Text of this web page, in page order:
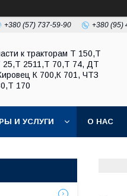
+380 (57) 737-59-90 +380 (95)
к тракторам Т 150,Т
25,Т 2511,Т 70,Т 74, ДТ
К 700,К 701, ЧТЗ
170
И УСЛУГИ О НАС